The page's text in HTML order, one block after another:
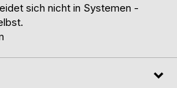
sich nicht in Systemen -